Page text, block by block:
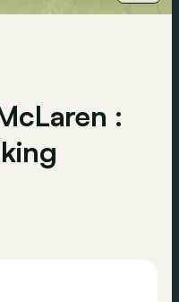
: